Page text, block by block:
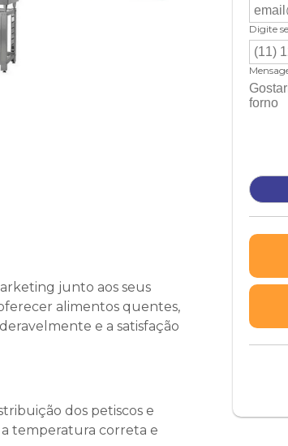
junto aos seus
alimentos quentes,
e a satisfação
dos petiscos e
a temperatura correta e
Digite